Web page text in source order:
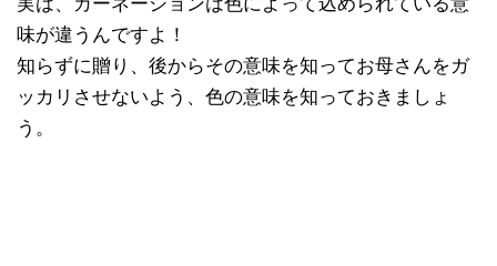
味が違うんですよ！
知らずに贈り、後からその意味を知ってお母さんをガ
ッカリさせないよう、色の意味を知っておきましょ
う。